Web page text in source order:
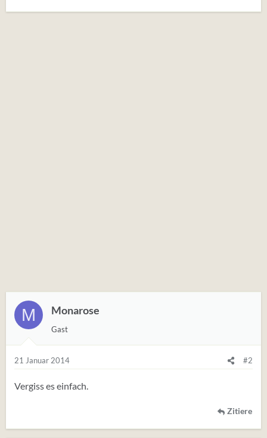
M Monarose
Gast
21 Januar 2014 #2
Vergiss es einfach.
Zitiere